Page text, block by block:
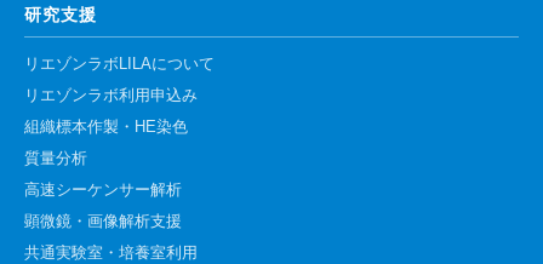
研究支援
リエゾンラボLILAについて
リエゾンラボ利用申込み
組織標本作製・HE染色
質量分析
高速シーケンサー解析
顕微鏡・画像解析支援
共通実験室・培養室利用